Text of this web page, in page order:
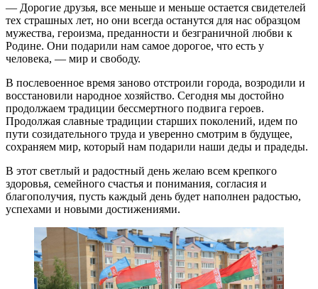
— Дорогие друзья, все меньше и меньше остается свидетелей
тех страшных лет, но они всегда останутся для нас образцом
мужества, героизма, преданности и безграничной любви к
Родине. Они подарили нам самое дорогое, что есть у
человека, — мир и свободу.
В послевоенное время заново отстроили города, возродили и
восстановили народное хозяйство. Сегодня мы достойно
продолжаем традиции бессмертного подвига героев.
Продолжая славные традиции старших поколений, идем по
пути созидательного труда и уверенно смотрим в будущее,
сохраняем мир, который нам подарили наши деды и прадеды.
В этот светлый и радостный день желаю всем крепкого
здоровья, семейного счастья и понимания, согласия и
благополучия, пусть каждый день будет наполнен радостью,
успехами и новыми достижениями.